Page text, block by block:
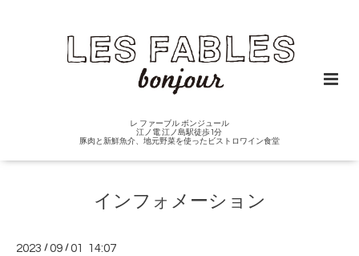
レ ファーブル ボンジュール
江ノ電 江ノ島駅徒歩1分
豚肉と新鮮魚介、地元野菜を使ったビストロワイン食堂
インフォメーション
2023 /09 /01 14:07